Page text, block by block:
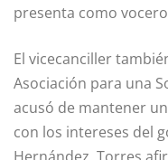
presenta como
El vicecanciller
Asociación para una
acusó de mantener
con los intereses del